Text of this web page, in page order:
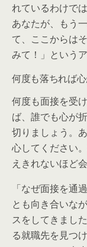
れているわけで
あなたが、もう
て、ここからは
みて！」という
何度も落ちれば
何度も面接を受
ば、誰でも心が
切りましょう。
心してください
えきれないほど
「なぜ面接を通
とも向き合いな
スをしてきまし
る就職先を見つ